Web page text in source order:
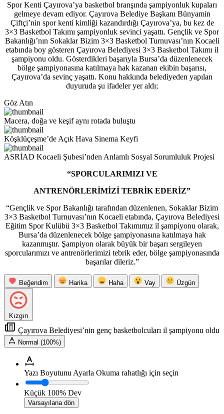
Spor Kenti Çayırova’ya basketbol branşında şampiyonluk kupaları
gelmeye devam ediyor. Çayırova Belediye Başkanı Bünyamin
Çiftçi’nin spor kenti kimliği kazandırdığı Çayırova’ya, bu kez de
3×3 Basketbol Takımı şampiyonluk sevinci yaşattı. Gençlik ve Spor
Bakanlığı’nın Sokaklar Bizim 3×3 Basketbol Turnuvası’nın Kocaeli
etabında boy gösteren Çayırova Belediyesi 3×3 Basketbol Takımı il
şampiyonu oldu. Gösterdikleri başarıyla Bursa’da düzenlenecek
bölge şampiyonasına katılmaya hak kazanan ekibin başarısı,
Çayırova’da sevinç yaşattı. Konu hakkında belediyeden yapılan
duyuruda şu ifadeler yer aldı;
Göz Atın
Macera, doğa ve keşif aynı rotada buluştu
Köşklüçeşme’de Açık Hava Sinema Keyfi
ASRİAD Kocaeli Şubesi’nden Anlamlı Sosyal Sorumluluk Projesi
“SPORCULARIMIZI VE
ANTRENÖRLERİMİZİ TEBRİK EDERİZ”
“Gençlik ve Spor Bakanlığı tarafından düzenlenen, Sokaklar Bizim
3×3 Basketbol Turnuvası’nın Kocaeli etabında, Çayırova Belediyesi
Eğitim Spor Kulübü 3×3 Basketbol Takımımız il şampiyonu olarak,
Bursa’da düzenlenecek bölge şampiyonasına katılmaya hak
kazanmıştır. Şampiyon olarak büyük bir başarı sergileyen
sporcularımızı ve antrenörlerimizi tebrik eder, bölge şampiyonasında
başarılar dileriz.”
Beğendim Harika Haha Vay Üzgün
Kızgın
Çayırova Belediyesi’nin genç basketbolcuları il şampiyonu oldu
Normal (100%)
Yazı Boyutunu Ayarla Okuma rahatlığı için seçin
Küçük 100% Dev
Varsayılana dön